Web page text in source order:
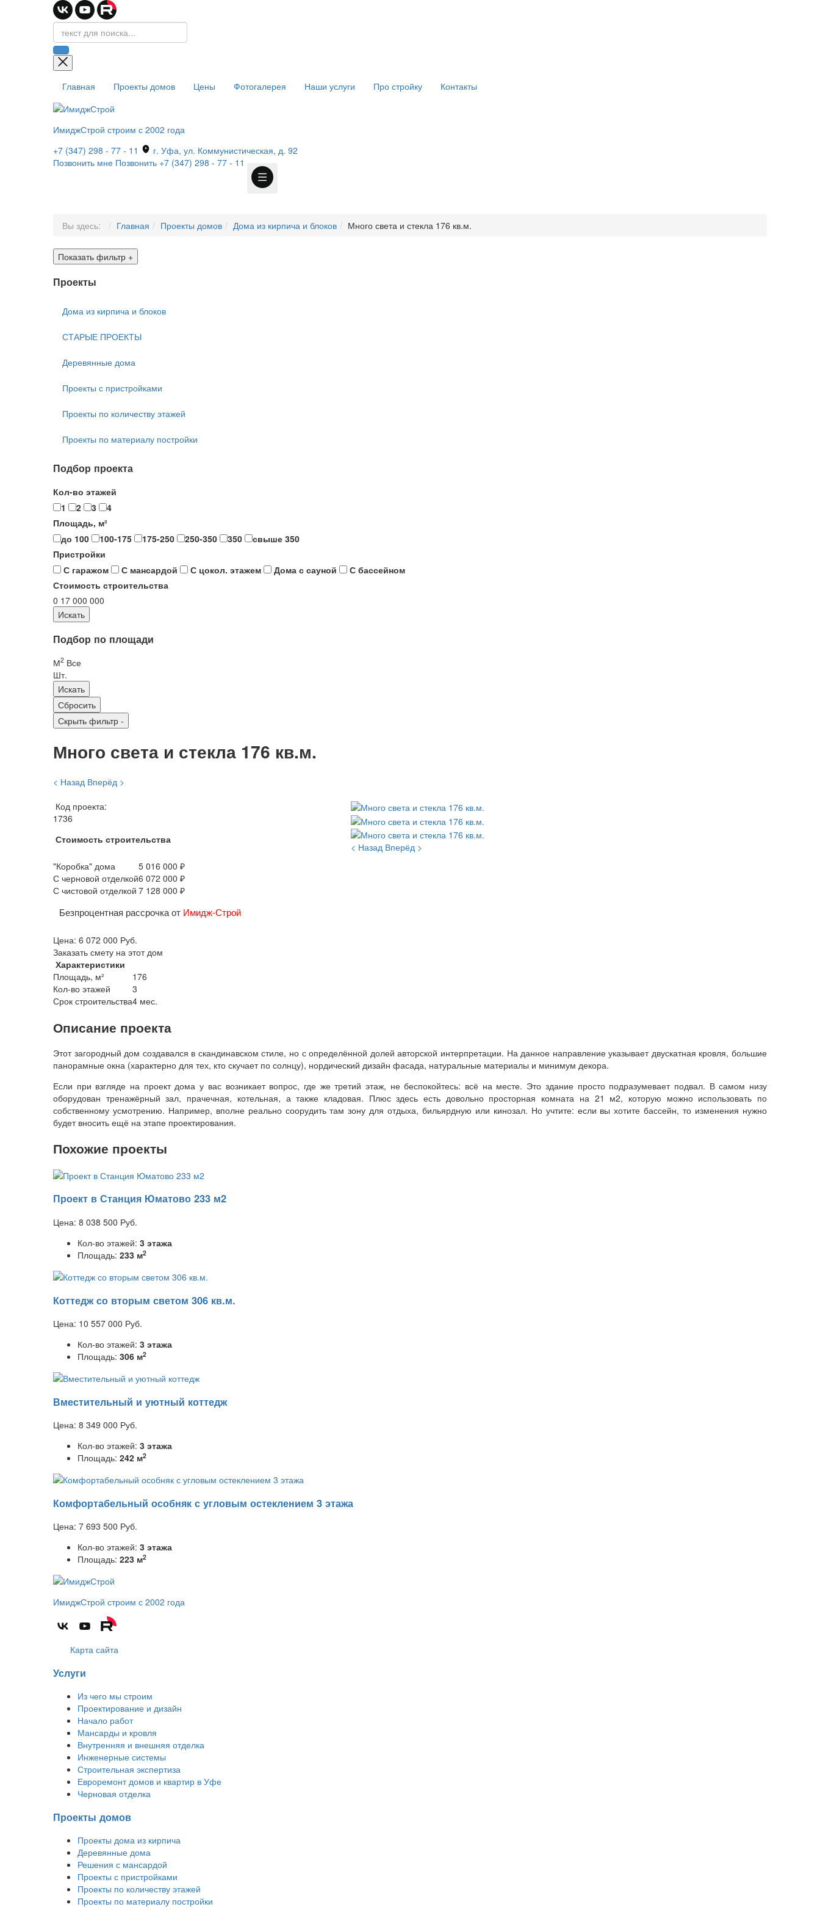
Главная Проекты домов Цены Фотогалерея Наши услуги Про стройку Контакты
ИмиджСтрой строим с 2002 года
+7 (347) 298 - 77 - 11
г. Уфа, ул. Коммунистическая, д. 92
Позвонить мне Позвонить +7 (347) 298 - 77 - 11
Вы здесь: Главная Проекты домов Дома из кирпича и блоков Много света и стекла 176 кв.м.
Показать фильтр +
Проекты
Дома из кирпича и блоков
СТАРЫЕ ПРОЕКТЫ
Деревянные дома
Проекты с пристройками
Проекты по количеству этажей
Проекты по материалу постройки
Подбор проекта
Кол-во этажей
1
2 3
4
Площадь, м²
до 100
100-175 175-250 250-350 350
свыше 350
Пристройки
С гаражом
С мансардой С цокол. этажем Дома с сауной
С бассейном
Стоимость строительства
0 17 000 000
Подбор по площади
М2 Все
Шт.
Скрыть фильтр -
Много света и стекла 176 кв.м.
< Назад Вперёд >
Код проекта:
1736
Стоимость строительства
"Коробка" дома
5 016 000 ₽
С черновой отделкой6 072 000 ₽
С чистовой отделкой 7 128 000 ₽
Безпроцентная рассрочка от Имидж-Строй
Цена: 6 072 000 Руб.
Заказать смету на этот дом
Характеристики
Площадь, м²
176
Кол-во этажей
3
Срок строительства4 мес.
< Назад Вперёд >
Описание проекта
Этот загородный дом создавался в скандинавском стиле, но с определённой долей авторской интерпретации. На данное направление указывает двускатная кровля, большие
панорамные окна (характерно для тех, кто скучает по солнцу), нордический дизайн фасада, натуральные материалы и минимум декора.
Если при взгляде на проект дома у вас возникает вопрос, где же третий этаж, не беспокойтесь: всё на месте. Это здание просто подразумевает подвал. В самом низу
оборудован тренажёрный зал, прачечная, котельная, а также кладовая. Плюс здесь есть довольно просторная комната на 21 м2, которую можно использовать по
собственному усмотрению. Например, вполне реально соорудить там зону для отдыха, бильярдную или кинозал. Но учтите: если вы хотите бассейн, то изменения нужно
будет вносить ещё на этапе проектирования.
Похожие проекты
Проект в Станция Юматово 233 м2
Цена: 8 038 500 Руб.
Кол-во этажей: 3 этажа
Площадь: 233 м2
Коттедж со вторым светом 306 кв.м.
Цена: 10 557 000 Руб.
Кол-во этажей: 3 этажа
Площадь: 306 м2
Вместительный и уютный коттедж
Цена: 8 349 000 Руб.
Кол-во этажей: 3 этажа
Площадь: 242 м2
Комфортабельный особняк с угловым остеклением 3 этажа
Цена: 7 693 500 Руб.
Кол-во этажей: 3 этажа
Площадь: 223 м2
ИмиджСтрой строим с 2002 года
Карта сайта
Услуги
Из чего мы строим
Проектирование и дизайн
Начало работ
Мансарды и кровля
Внутренняя и внешняя отделка
Инженерные системы
Строительная экспертиза
Евроремонт домов и квартир в Уфе
Черновая отделка
Проекты домов
Проекты дома из кирпича
Деревянные дома
Решения с мансардой
Проекты с пристройками
Проекты по количеству этажей
Проекты по материалу постройки